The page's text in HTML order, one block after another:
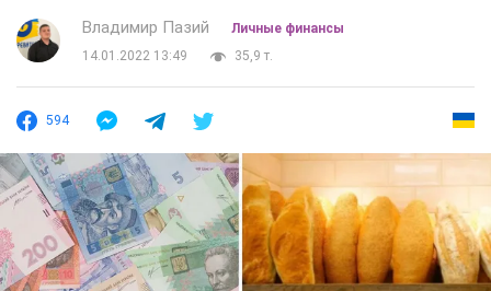
Владимир Пазий
Личные финансы
14.01.2022 13:49
35,9 т.
594